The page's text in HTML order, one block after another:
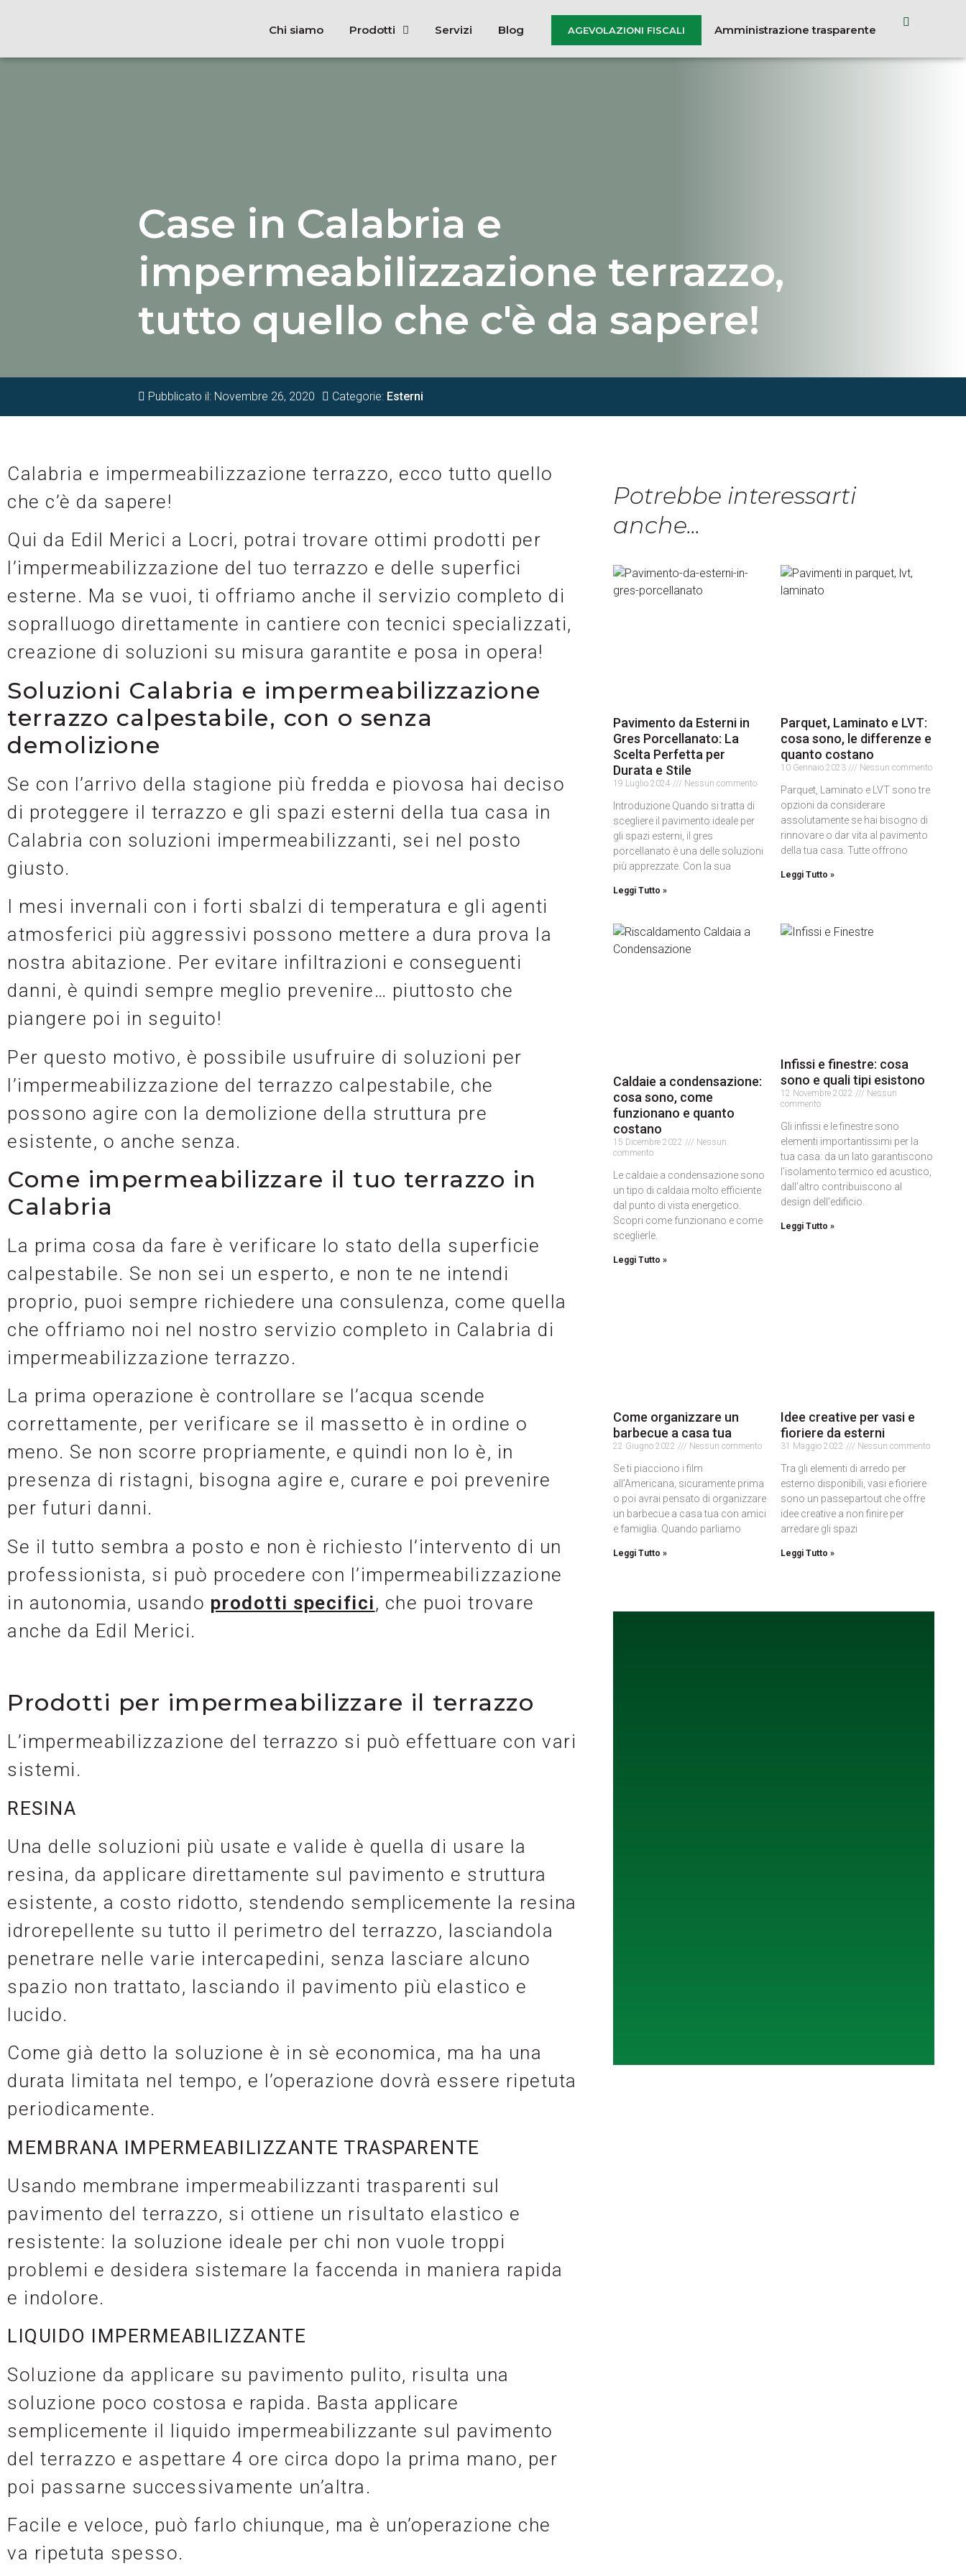
Chi siamo Prodotti Servizi Blog AGEVOLAZIONI FISCALI Amministrazione trasparente
Case in Calabria e
impermeabilizzazione terrazzo,
tutto quello che c'è da sapere!
Pubblicato il: Novembre 26, 2020 Categorie: Esterni
Calabria e impermeabilizzazione terrazzo, ecco tutto quello
che c’è da sapere!
Qui da Edil Merici a Locri, potrai trovare ottimi prodotti per
l’impermeabilizzazione del tuo terrazzo e delle superfici
esterne. Ma se vuoi, ti offriamo anche il servizio completo di
sopralluogo direttamente in cantiere con tecnici specializzati,
creazione di soluzioni su misura garantite e posa in opera!
Soluzioni Calabria e impermeabilizzazione
terrazzo calpestabile, con o senza
demolizione
Se con l’arrivo della stagione più fredda e piovosa hai deciso
di proteggere il terrazzo e gli spazi esterni della tua casa in
Calabria con soluzioni impermeabilizzanti, sei nel posto
giusto.
I mesi invernali con i forti sbalzi di temperatura e gli agenti
atmosferici più aggressivi possono mettere a dura prova la
nostra abitazione. Per evitare infiltrazioni e conseguenti
danni, è quindi sempre meglio prevenire… piuttosto che
piangere poi in seguito!
Per questo motivo, è possibile usufruire di soluzioni per
l’impermeabilizzazione del terrazzo calpestabile, che
possono agire con la demolizione della struttura pre
esistente, o anche senza.
Come impermeabilizzare il tuo terrazzo in
Calabria
La prima cosa da fare è verificare lo stato della superficie
calpestabile. Se non sei un esperto, e non te ne intendi
proprio, puoi sempre richiedere una consulenza, come quella
che offriamo noi nel nostro servizio completo in Calabria di
impermeabilizzazione terrazzo.
La prima operazione è controllare se l’acqua scende
correttamente, per verificare se il massetto è in ordine o
meno. Se non scorre propriamente, e quindi non lo è, in
presenza di ristagni, bisogna agire e, curare e poi prevenire
per futuri danni.
Se il tutto sembra a posto e non è richiesto l’intervento di un
professionista, si può procedere con l’impermeabilizzazione
in autonomia, usando prodotti specifici, che puoi trovare
anche da Edil Merici.
Prodotti per impermeabilizzare il terrazzo
L’impermeabilizzazione del terrazzo si può effettuare con vari
sistemi.
RESINA
Una delle soluzioni più usate e valide è quella di usare la
resina, da applicare direttamente sul pavimento e struttura
esistente, a costo ridotto, stendendo semplicemente la resina
idrorepellente su tutto il perimetro del terrazzo, lasciandola
penetrare nelle varie intercapedini, senza lasciare alcuno
spazio non trattato, lasciando il pavimento più elastico e
lucido.
Come già detto la soluzione è in sè economica, ma ha una
durata limitata nel tempo, e l’operazione dovrà essere ripetuta
periodicamente.
MEMBRANA IMPERMEABILIZZANTE TRASPARENTE
Usando membrane impermeabilizzanti trasparenti sul
pavimento del terrazzo, si ottiene un risultato elastico e
resistente: la soluzione ideale per chi non vuole troppi
problemi e desidera sistemare la faccenda in maniera rapida
e indolore.
LIQUIDO IMPERMEABILIZZANTE
Soluzione da applicare su pavimento pulito, risulta una
soluzione poco costosa e rapida. Basta applicare
semplicemente il liquido impermeabilizzante sul pavimento
del terrazzo e aspettare 4 ore circa dopo la prima mano, per
poi passarne successivamente un’altra.
Facile e veloce, può farlo chiunque, ma è un’operazione che
va ripetuta spesso.
Potrebbe interessarti
anche...
Pavimento da Esterni in
Gres Porcellanato: La
Scelta Perfetta per
Durata e Stile
19 Luglio 2024 Nessun commento
Introduzione Quando si tratta di
scegliere il pavimento ideale per
gli spazi esterni, il gres
porcellanato è una delle soluzioni
più apprezzate. Con la sua
Leggi Tutto »
Parquet, Laminato e LVT:
cosa sono, le differenze e
quanto costano
10 Gennaio 2023 Nessun commento
Parquet, Laminato e LVT sono tre
opzioni da considerare
assolutamente se hai bisogno di
rinnovare o dar vita al pavimento
della tua casa. Tutte offrono
Leggi Tutto »
Caldaie a condensazione:
cosa sono, come
funzionano e quanto
costano
15 Dicembre 2022
Nessun
commento
Le caldaie a condensazione sono
un tipo di caldaia molto efficiente
dal punto di vista energetico.
Scopri come funzionano e come
sceglierle.
Leggi Tutto »
Infissi e finestre: cosa
sono e quali tipi esistono
12 Novembre 2022
Nessun
commento
Gli infissi e le finestre sono
elementi importantissimi per la
tua casa: da un lato garantiscono
l’isolamento termico ed acustico,
dall’altro contribuiscono al
design dell’edificio.
Leggi Tutto »
Come organizzare un
barbecue a casa tua
22 Giugno 2022 Nessun commento
Se ti piacciono i film
all’Americana, sicuramente prima
o poi avrai pensato di organizzare
un barbecue a casa tua con amici
e famiglia. Quando parliamo
Leggi Tutto »
Idee creative per vasi e
fioriere da esterni
31 Maggio 2022 Nessun commento
Tra gli elementi di arredo per
esterno disponibili, vasi e fioriere
sono un passepartout che offre
idee creative a non finire per
arredare gli spazi
Leggi Tutto »